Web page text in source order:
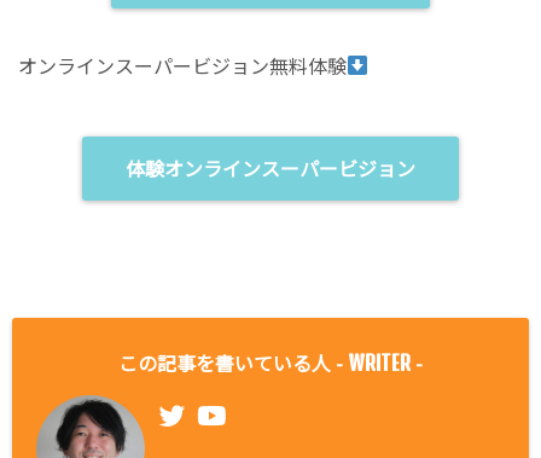
オンラインスーパービジョン無料体験
体験オンラインスーパービジョン
この記事を書いている人 - WRITER -